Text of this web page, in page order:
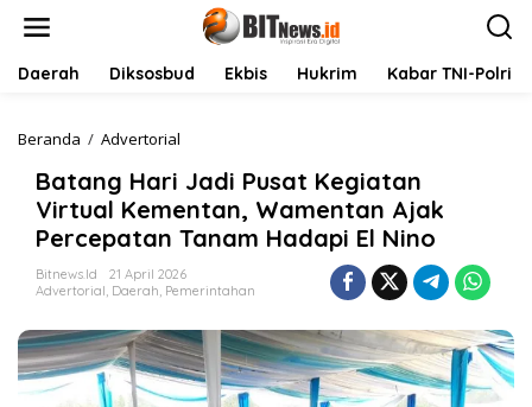
Daerah Diksosbud Ekbis Hukrim Kabar TNI-Polri
Beranda / Advertorial
a
n
g
H
a
i
J
a
d
Batang Hari Jadi Pusat Kegiatan
Virtual Kementan, Wamentan Ajak
Percepatan Tanam Hadapi El Nino
Bitnews.id
21 April 2026
Advertorial, Daerah, Pemerintahan